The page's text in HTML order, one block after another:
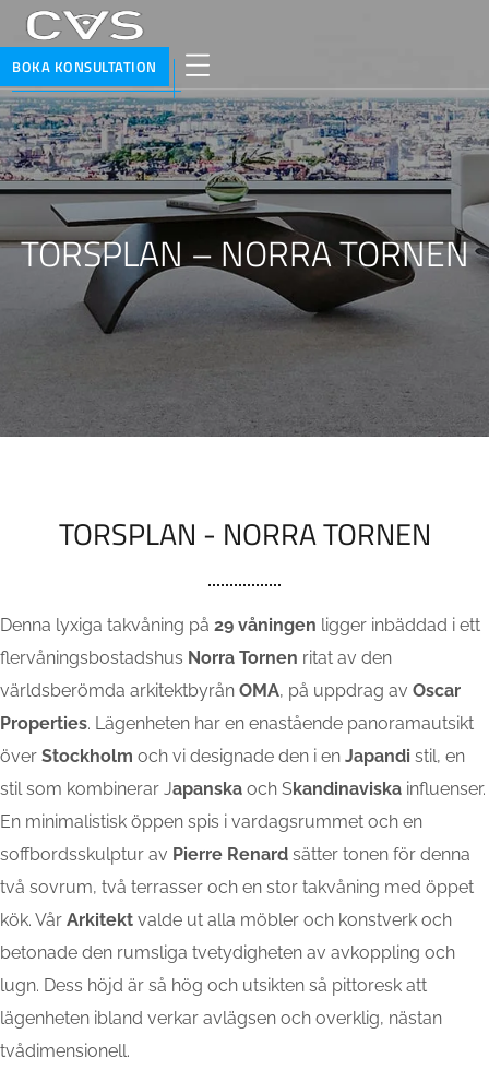
BOKA KONSULTATION
TORSPLAN – NORRA TORNEN
TORSPLAN - NORRA TORNEN
Denna lyxiga takvåning på 29 våningen ligger inbäddad i ett
flervåningsbostadshus Norra Tornen ritat av den
världsberömda arkitektbyrån OMA, på uppdrag av Oscar
Properties. Lägenheten har en enastående panoramautsikt
över Stockholm och vi designade den i en Japandi stil, en
stil som kombinerar Japanska och Skandinaviska influenser.
En minimalistisk öppen spis i vardagsrummet och en
soffbordsskulptur av Pierre Renard sätter tonen för denna
två sovrum, två terrasser och en stor takvåning med öppet
kök. Vår Arkitekt valde ut alla möbler och konstverk och
betonade den rumsliga tvetydigheten av avkoppling och
lugn. Dess höjd är så hög och utsikten så pittoresk att
lägenheten ibland verkar avlägsen och overklig, nästan
tvådimensionell.